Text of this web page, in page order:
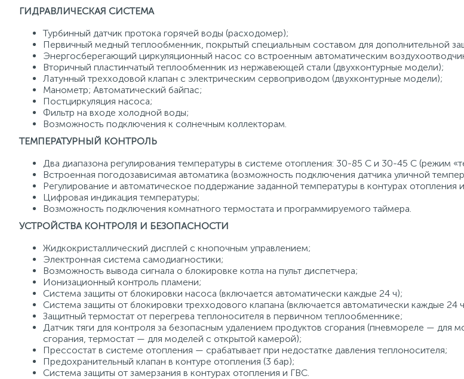
ГИДРАВЛИЧЕСКАЯ СИСТЕМА
Турбинный датчик протока горячей воды (расходомер);
Первичный медный теплообменник, покрытый специальным составом для дополнительной
Энергосберегающий циркуляционный насос со встроенным автоматическим
Вторичный пластинчатый теплообменник из нержавеющей стали (двухконтурные модели);
Латунный трехходовой клапан с электрическим сервоприводом (двухконтурные модели);
Манометр; Автоматический байпас;
Постциркуляция насоса;
Фильтр на входе холодной воды;
Возможность подключения к солнечным коллекторам.
ТЕМПЕРАТУРНЫЙ КОНТРОЛЬ
Два диапазона регулирования температуры в системе отопления: 30-85 С и 30-45 С (режим
Встроенная погодозависимая автоматика (возможность подключения датчика уличной
Регулирование и автоматическое поддержание заданной температуры в контурах отопления
Цифровая индикация температуры;
Возможность подключения комнатного термостата и программируемого таймера.
УСТРОЙСТВА КОНТРОЛЯ И БЕЗОПАСНОСТИ
Жидкокристаллический дисплей с кнопочным управлением;
Электронная система самодиагностики;
Возможность вывода сигнала о блокировке котла на пульт диспетчера;
Ионизационный контроль пламени;
Система защиты от блокировки насоса (включается автоматически каждые 24 ч);
Система защиты от блокировки трехходового клапана (включается автоматически каждые 24
Защитный термостат от перегрева теплоносителя в первичном теплообменнике;
Датчик тяги для контроля за безопасным удалением продуктов сгорания (пневмореле — для
сгорания, термостат — для моделей с открытой камерой);
Прессостат в системе отопления — срабатывает при недостатке давления теплоносителя;
Предохранительный клапан в контуре отопления (3 бар);
Система защиты от замерзания в контурах отопления и ГВС.